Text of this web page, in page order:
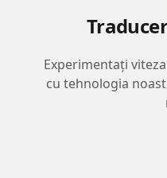
Experimentați
cu tehnologia